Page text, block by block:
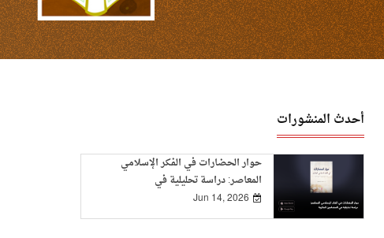
أحدث المنشورات
حوار الحضارات في الفكر الإسلامي
المعاصر: دراسة تحليلية في
المضامين الفكرية
Jun 14, 2026